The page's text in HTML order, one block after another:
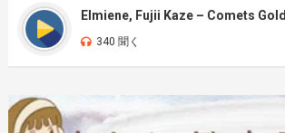
Elmiene, Fujii Kaze – Comets Gold
340 聞く